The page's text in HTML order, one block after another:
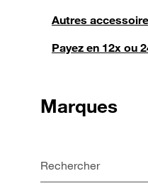
Autres
Payez en 12x ou
Marques
Rechercherune